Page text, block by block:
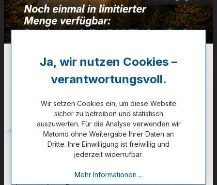
Zum Merkzettel hinzufügen
GPSR Information
Ja, wir nutzen Cookies –
verantwortungsvoll.
Wir setzen Cookies ein, um diese Website
sicher zu betreiben und statistisch
auszuwerten. Für die Analyse verwenden wir
Matomo ohne Weitergabe Ihrer Daten an
Dritte. Ihre Einwilligung ist freiwillig und
jederzeit widerrufbar.
Mehr Informationen ...